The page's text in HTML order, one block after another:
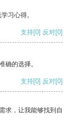
习心得。
支持[0] 反对[0]
确的选择。
支持[0] 反对[0]
求，让我能够找到自